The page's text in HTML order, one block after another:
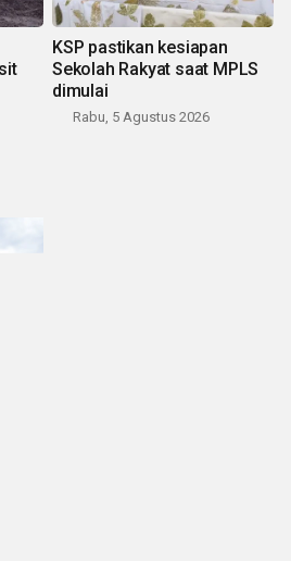
KSP pastikan kesiapan
Sekolah Rakyat saat MPLS
dimulai
Rabu, 5 Agustus 2026